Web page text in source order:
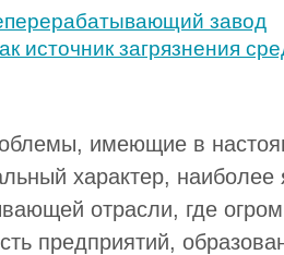
завод
источник загрязнения
имеющие в
характер, наиболее
отрасли, где
предприятий,